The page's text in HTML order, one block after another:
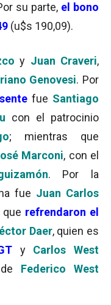
su parte, el bono
(u$s 190,09).
y Juan Craveri,
Genovesi. Por
fue Santiago
con el patrocinio
; mientras que
Marconi, con el
. Por la
fue Juan Carlos
que refrendaron el
Daer, quien es
y
Carlos West
Federico West